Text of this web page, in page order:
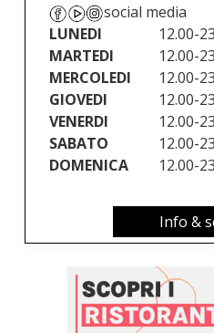
social media
LUNEDI
12.00-
MARTEDI
12.00-
MERCOLEDI
12.00-
GIOVEDI
12.00-
VENERDI
12.00-
SABATO
12.00-
DOMENICA
12.00-
Info &